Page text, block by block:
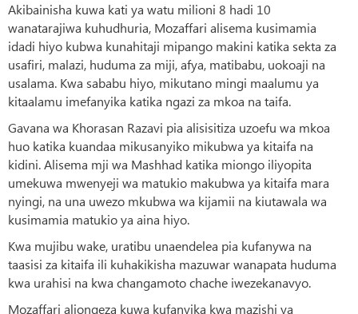
Akibainisha kuwa kati ya watu milioni 8 hadi 10
wanatarajiwa kuhudhuria, Mozaffari alisema kusimamia
idadi hiyo kubwa kunahitaji mipango makini katika sekta za
usafiri, malazi, huduma za miji, afya, matibabu, uokoaji na
usalama. Kwa sababu hiyo, mikutano mingi maalumu ya
kitaalamu imefanyika katika ngazi za mkoa na taifa.
Gavana wa Khorasan Razavi pia alisisitiza uzoefu wa mkoa
huo katika kuandaa mikusanyiko mikubwa ya kitaifa na
kidini. Alisema mji wa Mashhad katika miongo iliyopita
umekuwa mwenyeji wa matukio makubwa ya kitaifa mara
nyingi, na una uwezo mkubwa wa kijamii na kiutawala wa
kusimamia matukio ya aina hiyo.
Kwa mujibu wake, uratibu unaendelea pia kufanywa na
taasisi za kitaifa ili kuhakikisha mazuwar wanapata huduma
kwa urahisi na kwa changamoto chache iwezekanavyo.
Mozaffari aliongeza kuwa kufanyika kwa mazishi ya